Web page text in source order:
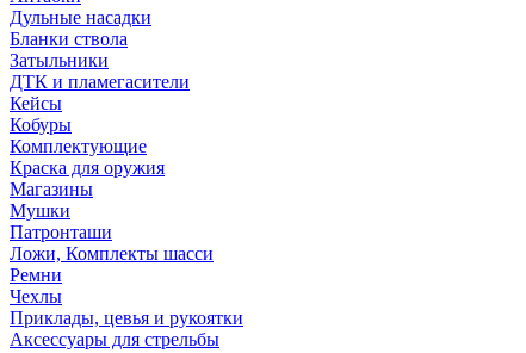
Дульные насадки
Бланки ствола
Затыльники
ДТК и пламегасители
Кейсы
Кобуры
Комплектующие
Краска для оружия
Магазины
Мушки
Патронташи
Ложи, Комплекты шасси
Ремни
Чехлы
Приклады, цевья и рукоятки
Аксессуары для стрельбы